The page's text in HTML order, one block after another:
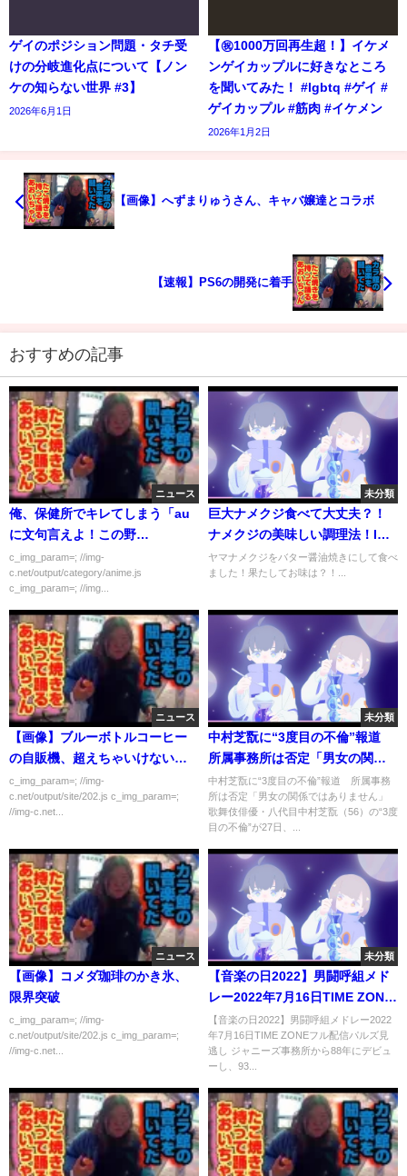
ゲイのポジション問題・タチ受
けの分岐進化点について【ノン
ケの知らない世界 #3】
2026年6月1日
【㊗️1000万回再生超！】イケメ
ンゲイカップルに好きなところ
を聞いてみた！ #lgbtq #ゲイ #
ゲイカップル #筋肉 #イケメン
2026年1月2日
【画像】へずまりゅうさん、キャバ嬢達とコラボ
【速報】PS6の開発に着手
おすすめの記事
ニュース
俺、保健所でキレてしまう「au
に文句言えよ！この野
郎！！！！！」
c_img_param=; //img-
c.net/output/category/anime.js
c_img_param=; //img...
未分類
巨大ナメクジ食べて大丈夫？！
ナメクジの美味しい調理法！I
eat a huge slug！
ヤマナメクジをバター醤油焼きにして食べ
ました！果たしてお味は？！...
ニュース
【画像】ブルーボトルコーヒー
の自販機、超えちゃいけない価
格を超える
c_img_param=; //img-
c.net/output/site/202.js c_img_param=;
//img-c.net...
未分類
中村芝翫に“3度目の不倫”報道
所属事務所は否定「男女の関係
ではありません」
中村芝翫に“3度目の不倫”報道 所属事務
所は否定「男女の関係ではありません」
歌舞伎俳優・八代目中村芝翫（56）の“3度
目の不倫”が27日、...
ニュース
【画像】コメダ珈琲のかき氷、
限界突破
c_img_param=; //img-
c.net/output/site/202.js c_img_param=;
//img-c.net...
未分類
【音楽の日2022】男闘呼組メド
レー2022年7月16日TIME ZONE
フル配信パルズ見逃し
【音楽の日2022】男闘呼組メドレー2022
年7月16日TIME ZONEフル配信パルズ見
逃し ジャニーズ事務所から88年にデビュ
ーし、93...